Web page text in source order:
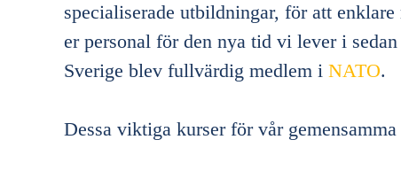
specialiserade utbildningar, för att
er personal för den nya tid vi lever i
Sverige blev fullvärdig medlem i NATO.
Dessa viktiga kurser för vår